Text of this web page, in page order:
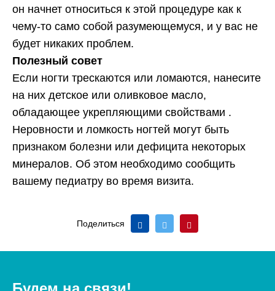
он начнет относиться к этой процедуре как к
чему-то само собой разумеющемуся, и у вас не
будет никаких проблем.
Полезный совет
Если ногти трескаются или ломаются, нанесите
на них детское или оливковое масло,
обладающее укрепляющими свойствами .
Неровности и ломкость ногтей могут быть
признаком болезни или дефицита некоторых
минералов. Об этом необходимо сообщить
вашему педиатру во время визита.
Поделиться